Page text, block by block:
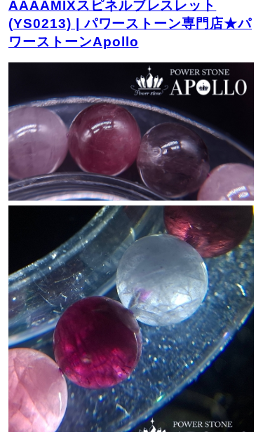
AAAAMIXスピネルブレスレット
(YS0213) | パワーストーン専門店★パ
ワーストーンApollo